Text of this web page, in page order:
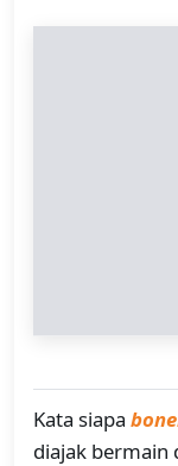
Kata siapa
diajak bermain